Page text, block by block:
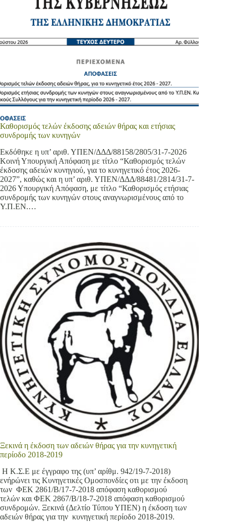
Καθορισμός τελών έκδοσης αδειών θήρας και ετήσιας
συνδρομής των κυνηγών
Εκδόθηκε η υπ’ αριθ. ΥΠΕΝ/ΔΔΔ/88158/2805/31-7-2026
Κοινή Υπουργική Απόφαση με τίτλο “Καθορισμός τελών
έκδοσης αδειών κυνηγιού, για το κυνηγετικό έτος 2026-
2027”, καθώς και η υπ’ αριθ. ΥΠΕΝ/ΔΔΔ/88481/2814/31-7-
2026 Υπουργική Απόφαση, με τίτλο “Καθορισμός ετήσιας
συνδρομής των κυνηγών στους αναγνωρισμένους από το
Υ.Π.ΕΝ.…
Ξεκινά η έκδοση των αδειών θήρας για την κυνηγετική
περίοδο 2018-2019
Η Κ.Σ.Ε με έγγραφο της (υπ’ αρίθμ. 942/19-7-2018)
ενήρώνει τις Κυνηγετικές Ομοσπονδίες οτι με την έκδοση
των ΦΕΚ 2861/B/17-7-2018 απόφαση καθορισμού
τελών και ΦΕΚ 2867/B/18-7-2018 απόφαση καθορισμού
συνδρομών. Ξεκινά (Δελτίο Τύπου ΥΠΕΝ) η έκδοση των
αδειών θήρας για την κυνηγετική περίοδο 2018-2019.